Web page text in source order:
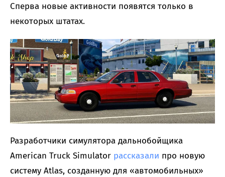
Сперва новые активности появятся только в
некоторых штатах.
Разработчики симулятора дальнобойщика
American Truck Simulator рассказали про новую
систему Atlas, созданную для «автомобильных»